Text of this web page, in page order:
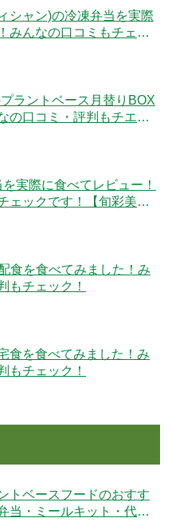
シャン)の冷凍弁当を実際
みんなの口コミもチェッ
ラントベース月替りBOX
の口コミ・評判もチエッ
実際に食べてレビュー！
ェックです！【旬彩美
食を食べてみました！み
もチェック！
食を食べてみました！み
もチェック！
トベースフードのおすす
当・ミールキット・代替